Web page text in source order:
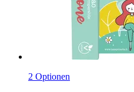
2 Optionen